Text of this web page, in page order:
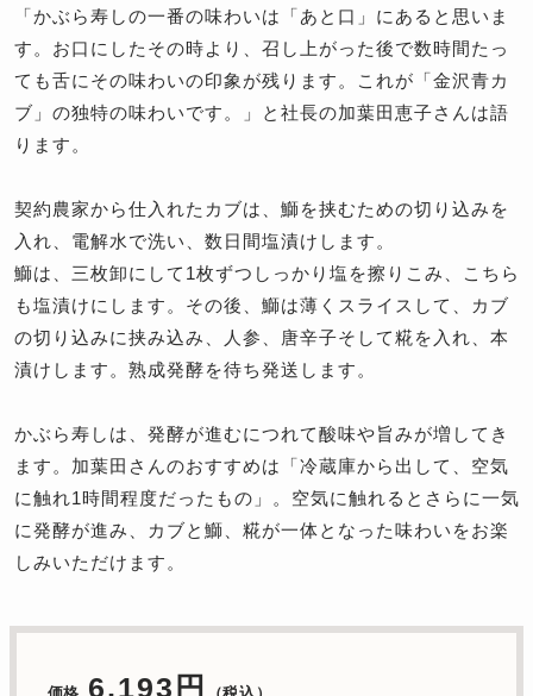
「かぶら寿しの一番の味わいは「あと口」にあると思いま
す。お口にしたその時より、召し上がった後で数時間たっ
ても舌にその味わいの印象が残ります。これが「金沢青カ
ブ」の独特の味わいです。」と社長の加葉田恵子さんは語
ります。
契約農家から仕入れたカブは、鰤を挟むための切り込みを
入れ、電解水で洗い、数日間塩漬けします。
鰤は、三枚卸にして1枚ずつしっかり塩を擦りこみ、こちら
も塩漬けにします。その後、鰤は薄くスライスして、カブ
の切り込みに挟み込み、人参、唐辛子そして糀を入れ、本
漬けします。熟成発酵を待ち発送します。
かぶら寿しは、発酵が進むにつれて酸味や旨みが増してき
ます。加葉田さんのおすすめは「冷蔵庫から出して、空気
に触れ1時間程度だったもの」。空気に触れるとさらに一気
に発酵が進み、カブと鰤、糀が一体となった味わいをお楽
しみいただけます。
6,193円